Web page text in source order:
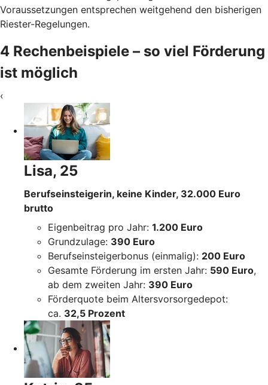
Voraussetzungen entsprechen weitgehend den bisherigen
Riester-Regelungen.
4 Rechenbeispiele – so viel Förderung
ist möglich
‹
Lisa, 25
Berufseinsteigerin, keine Kinder, 32.000 Euro
brutto
Eigenbeitrag pro Jahr: 1.200 Euro
Grundzulage: 390 Euro
Berufseinsteigerbonus (einmalig): 200 Euro
Gesamte Förderung im ersten Jahr: 590 Euro,
ab dem zweiten Jahr: 390 Euro
Förderquote beim Altersvorsorgedepot:
ca. 32,5 Prozent